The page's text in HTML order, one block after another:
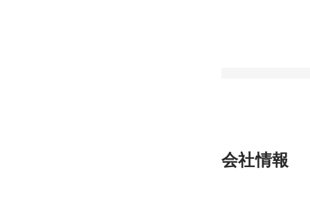
ITコンサル？事業
って何してる会社？
会社情報